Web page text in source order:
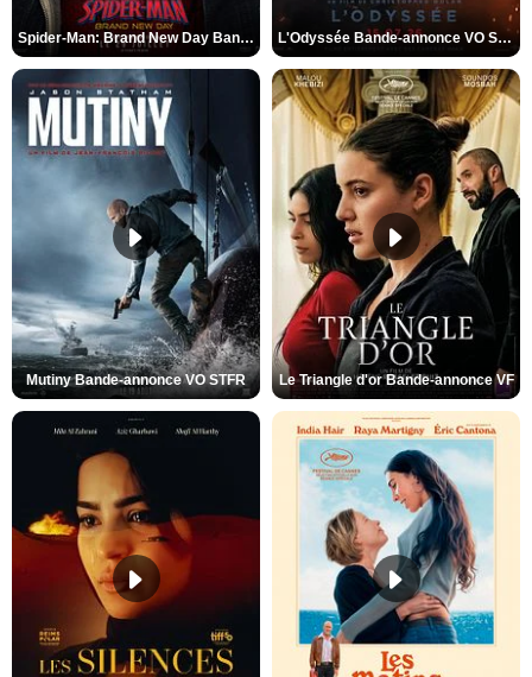
Spider-Man: Brand New Day Bande-annonce VO STFR L'Odyssée Bande-annonce VO STFR
Mutiny Bande-annonce VO STFR Le Triangle d'or Bande-annonce VF